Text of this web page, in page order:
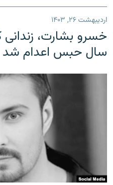
اردیبهشت ۲۶, ۱۴۰۳
سال حبس اعدام شد